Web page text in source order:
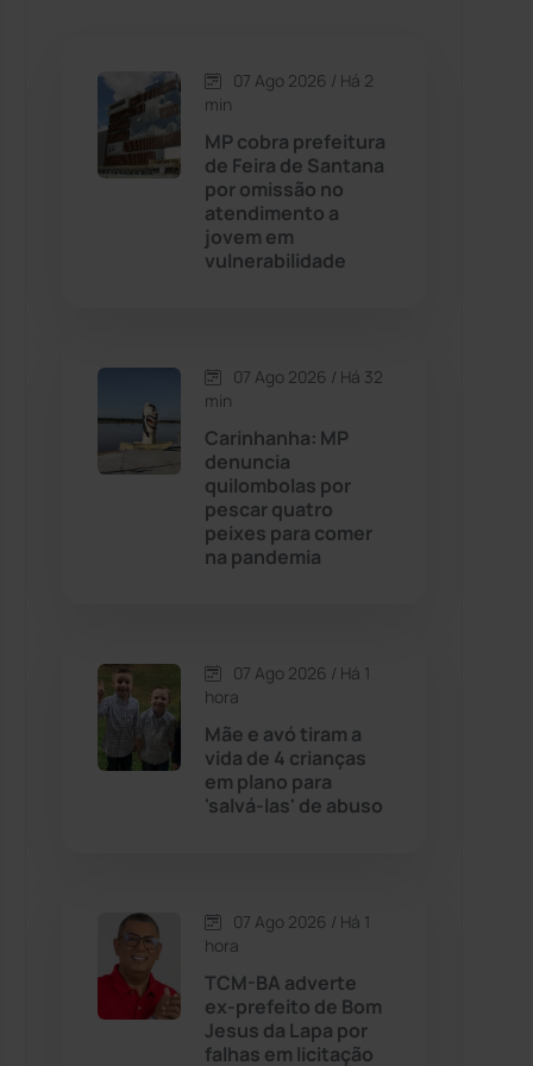
Caetité (1504)
Candiba (157)
Cândido Sales
Caturama
Chapada Diamantina
(133)
Cordeiros
Dom Basílio
Érico Cardoso
Esportes
07 Ago 2026 / Há 2
min
MP cobra prefeitura
de Feira de Santana
por omissão no
atendimento a
jovem em
vulnerabilidade
07 Ago 2026 / Há 32
min
Carinhanha: MP
denuncia
quilombolas por
pescar quatro
peixes para comer
na pandemia
07 Ago 2026 / Há 1
hora
Mãe e avó tiram a
vida de 4 crianças
em plano para
'salvá-las' de abuso
07 Ago 2026 / Há 1
hora
TCM-BA adverte
ex-prefeito de Bom
Jesus da Lapa por
falhas em licitação